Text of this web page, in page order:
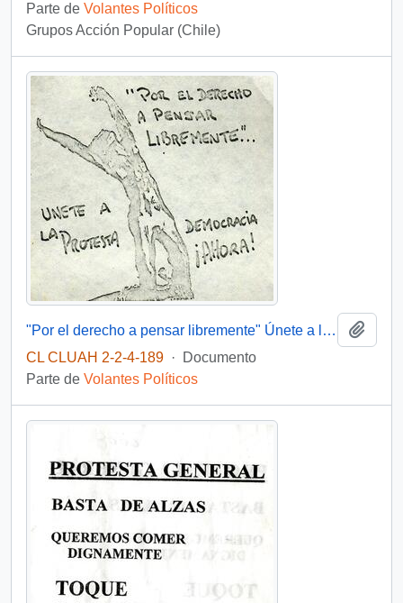
Parte de Volantes Políticos
Grupos Acción Popular (Chile)
"Por el derecho a pensar libremente" Únete a la protesta Democracia ¡Ahora!
CL CLUAH 2-2-4-189 ·
Documento
Parte de Volantes Políticos